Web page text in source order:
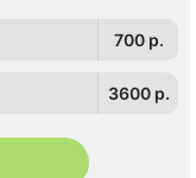
700 p.
3600 p.